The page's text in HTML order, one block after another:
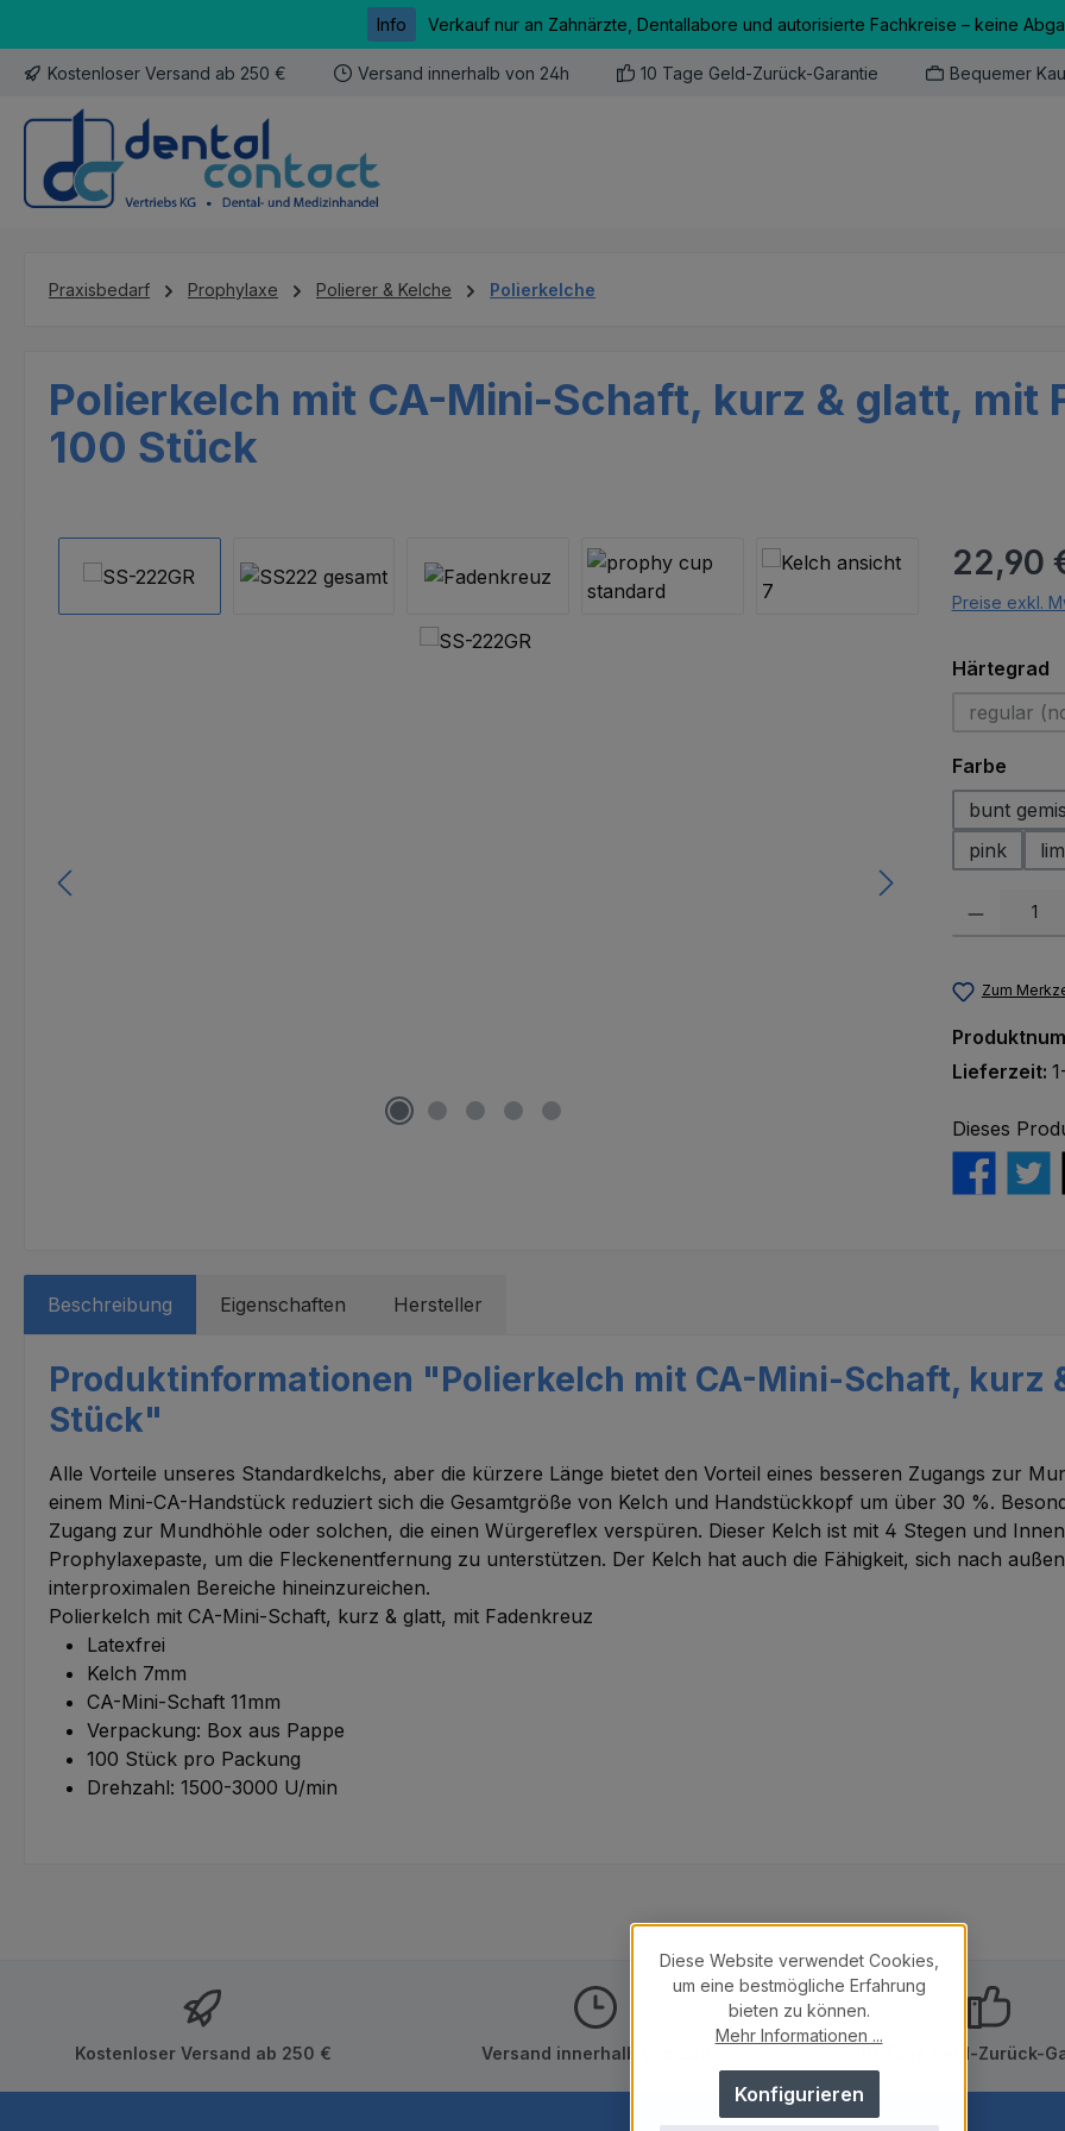
Info Verkauf nur an Zahnärzte, Dentallabore und autorisierte Fachkreise – keine
Kostenloser Versand ab 250 € Versand innerhalb von 24h 10 Tage Geld-Zurück-Garantie Bequemer
Praxisbedarf Prophylaxe Polierer & Kelche Polierkelche
Polierkelch mit CA-Mini-Schaft, kurz & glatt, mit
100 Stück
Regulärer
22,90
Preise exkl.
Härtegrad
regular
Farbe
bunt
pink
Produkt
Zum
Lieferzeit:
Dieses
Beschreibung Eigenschaften Hersteller
Produktinformationen "Polierkelch mit CA-Mini-Schaft, kurz
Stück"
Alle Vorteile unseres Standardkelchs, aber die kürzere Länge bietet den Vorteil eines besseren Zugangs zur
einem Mini-CA-Handstück reduziert sich die Gesamtgröße von Kelch und Handstückkopf um über 30 %.
Zugang zur Mundhöhle oder solchen, die einen Würgereflex verspüren. Dieser Kelch ist mit 4 Stegen und
Prophylaxepaste, um die Fleckenentfernung zu unterstützen. Der Kelch hat auch die Fähigkeit, sich nach
interproximalen Bereiche hineinzureichen.
Polierkelch mit CA-Mini-Schaft, kurz & glatt, mit Fadenkreuz
Latexfrei
Kelch 7mm
CA-Mini-Schaft 11mm
Verpackung: Box aus Pappe
100 Stück pro Packung
Drehzahl: 1500-3000 U/min
Kostenloser Versand ab 250 € Versand innerhalb von 24h 10 Tage Geld-Zurück-
Diese Website verwendet Cookies,
um eine bestmögliche Erfahrung
bieten zu können.
Mehr Informationen ...
Konfigurieren